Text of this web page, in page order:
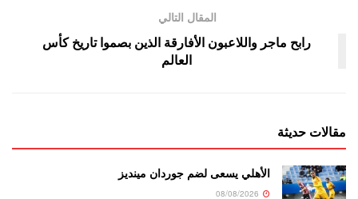
المقال التالي
رابح ماجر واللاعبون الأفارقة الذين بصموا تاريخ كأس
العالم
مقالات حديثة
الأهلي يسعى لضم جوردان مينديز